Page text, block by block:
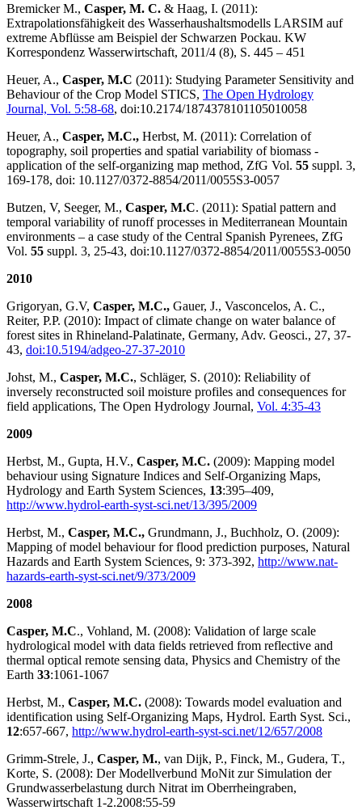
Bremicker M., Casper, M. C. & Haag, I. (2011):
Extrapolationsfähigkeit des Wasserhaushaltsmodells LARSIM auf
extreme Abflüsse am Beispiel der Schwarzen Pockau. KW
Korrespondenz Wasserwirtschaft, 2011/4 (8), S. 445 – 451
Heuer, A., Casper, M.C (2011): Studying Parameter Sensitivity and
Behaviour of the Crop Model STICS, The Open Hydrology
Journal, Vol. 5:58-68, doi:10.2174/1874378101105010058
Heuer, A., Casper, M.C., Herbst, M. (2011): Correlation of
topography, soil properties and spatial variability of biomass -
application of the self-organizing map method, ZfG Vol. 55 suppl. 3,
169-178, doi: 10.1127/0372-8854/2011/0055S3-0057
Butzen, V, Seeger, M., Casper, M.C. (2011): Spatial pattern and
temporal variability of runoff processes in Mediterranean Mountain
environments – a case study of the Central Spanish Pyrenees, ZfG
Vol. 55 suppl. 3, 25-43, doi:10.1127/0372-8854/2011/0055S3-0050
2010
Grigoryan, G.V, Casper, M.C., Gauer, J., Vasconcelos, A. C.,
Reiter, P.P. (2010): Impact of climate change on water balance of
forest sites in Rhineland-Palatinate, Germany, Adv. Geosci., 27, 37-
43, doi:10.5194/adgeo-27-37-2010
Johst, M., Casper, M.C., Schläger, S. (2010): Reliability of
inversely reconstructed soil moisture profiles and consequences for
field applications, The Open Hydrology Journal, Vol. 4:35-43
2009
Herbst, M., Gupta, H.V., Casper, M.C. (2009): Mapping model
behaviour using Signature Indices and Self-Organizing Maps,
Hydrology and Earth System Sciences, 13:395–409,
http://www.hydrol-earth-syst-sci.net/13/395/2009
Herbst, M., Casper, M.C., Grundmann, J., Buchholz, O. (2009):
Mapping of model behaviour for flood prediction purposes, Natural
Hazards and Earth System Sciences, 9: 373-392, http://www.nat-
hazards-earth-syst-sci.net/9/373/2009
2008
Casper, M.C., Vohland, M. (2008): Validation of large scale
hydrological model with data fields retrieved from reflective and
thermal optical remote sensing data, Physics and Chemistry of the
Earth 33:1061-1067
Herbst, M., Casper, M.C. (2008): Towards model evaluation and
identification using Self-Organizing Maps, Hydrol. Earth Syst. Sci.,
12:657-667, http://www.hydrol-earth-syst-sci.net/12/657/2008
Grimm-Strele, J., Casper, M., van Dijk, P., Finck, M., Gudera, T.,
Korte, S. (2008): Der Modell­verbund MoNit zur Simulation der
Grundwasserbelastung durch Nitrat im Ober­rhein­graben,
Wasserwirtschaft 1-2.2008:55-59